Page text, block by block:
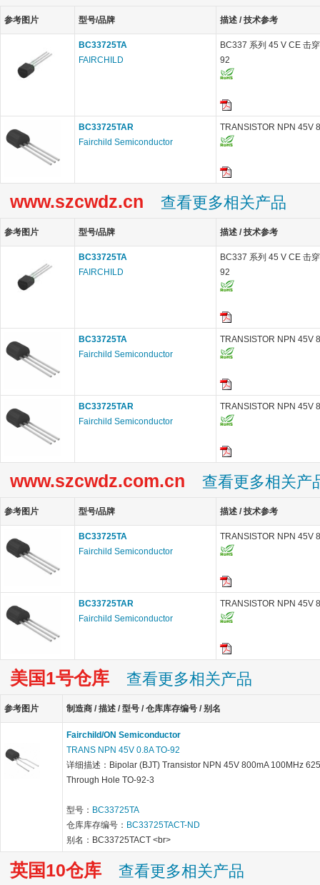
参考图片 型号/品牌 描述 / 技术参考
BC33725TA
FAIRCHILD
BC337 系列 45 V CE 击
92
BC33725TAR
Fairchild Semiconductor
TRANSISTOR NPN 45V
www.szcwdz.cn 查看更多相关产品
参考图片 型号/品牌 描述 / 技术参考
BC33725TA
FAIRCHILD
BC337 系列 45 V CE 击
92
BC33725TA
Fairchild Semiconductor
TRANSISTOR NPN 45V
BC33725TAR
Fairchild Semiconductor
TRANSISTOR NPN 45V
www.szcwdz.com.cn 查看更多相关产
参考图片 型号/品牌 描述 / 技术参考
BC33725TA
Fairchild Semiconductor
TRANSISTOR NPN 45V
BC33725TAR
Fairchild Semiconductor
TRANSISTOR NPN 45V
美国1号仓库 查看更多相关产品
参考图片 制造商 / 描述 / 型号 / 仓库库存编号 / 别名
Fairchild/ON Semiconductor
TRANS NPN 45V 0.8A TO-92
详细描述：Bipolar (BJT) Transistor NPN 45V 800mA 100MHz
Through Hole TO-92-3
型号： BC33725TA
仓库库存编号： BC33725TACT-ND
别名：BC33725TACT <br>
英国10仓库 查看更多相关产品